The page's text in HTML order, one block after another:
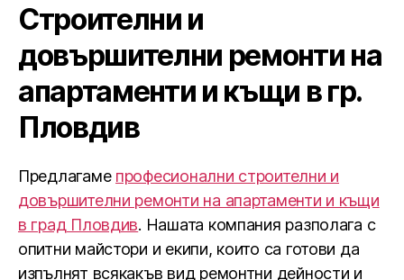
Строителни и
довършителни ремонти на
апартаменти и къщи в гр.
Пловдив
Предлагаме професионални строителни и
довършителни ремонти на апартаменти и къщи
в град Пловдив. Нашата компания разполага с
опитни майстори и екипи, които са готови да
изпълнят всякакъв вид ремонтни дейности и